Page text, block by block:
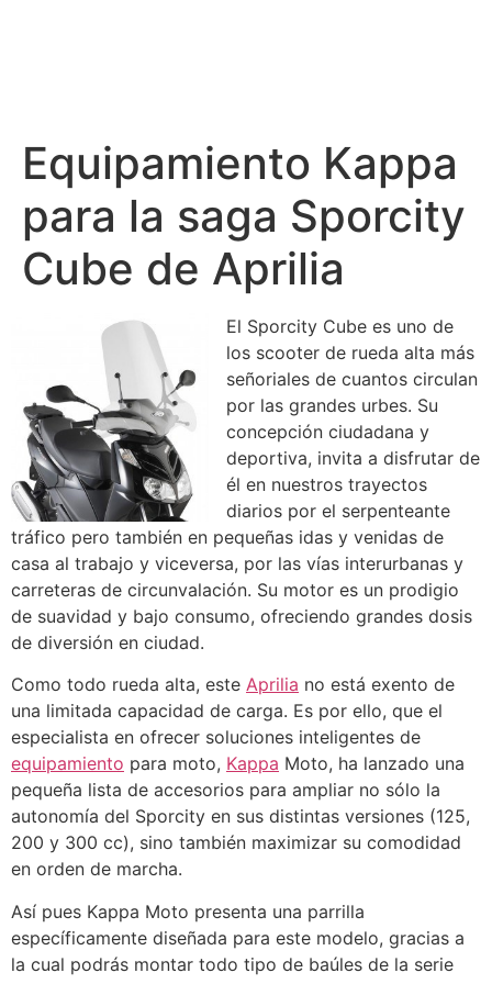
Equipamiento Kappa
para la saga Sporcity
Cube de Aprilia
El Sporcity Cube es uno de
los scooter de rueda alta más
señoriales de cuantos circulan
por las grandes urbes. Su
concepción ciudadana y
deportiva, invita a disfrutar de
él en nuestros trayectos
diarios por el serpenteante
tráfico pero también en pequeñas idas y venidas de
casa al trabajo y viceversa, por las vías interurbanas y
carreteras de circunvalación. Su motor es un prodigio
de suavidad y bajo consumo, ofreciendo grandes dosis
de diversión en ciudad.
Como todo rueda alta, este Aprilia no está exento de
una limitada capacidad de carga. Es por ello, que el
especialista en ofrecer soluciones inteligentes de
equipamiento para moto, Kappa Moto, ha lanzado una
pequeña lista de accesorios para ampliar no sólo la
autonomía del Sporcity en sus distintas versiones (125,
200 y 300 cc), sino también maximizar su comodidad
en orden de marcha.
Así pues Kappa Moto presenta una parrilla
específicamente diseñada para este modelo, gracias a
la cual podrás montar todo tipo de baúles de la serie